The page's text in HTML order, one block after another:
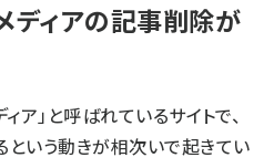
ディアの記事削除が
ア」と呼ばれているサイトで、
いう動きが相次いで起きてい